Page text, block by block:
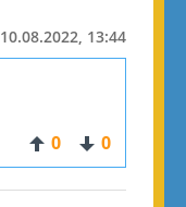
10.08.2022, 13:44
0 0